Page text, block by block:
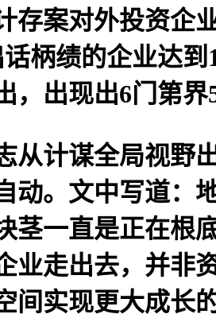
案对外投资企业
柄绩的企业达
出现出6门第界
计谋全局视野
动。文中写道：
茎一直是正在根
业走出去，并非
实现更大成长的